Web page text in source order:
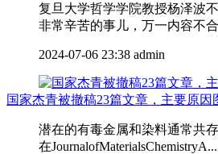
复旦大学哲学学院教授杨泽波
非常辛苦的事儿，万一内容不
2024-07-06 23:38 admin
国家杰青被撤稿23篇文章，主要原因
潜在的有毒金属和染料通常共
在JournalofMaterialsChemistryA...